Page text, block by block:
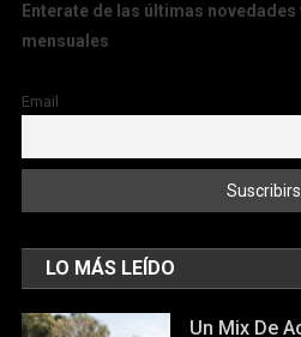
Enterate de las últimas
mensuales
Email
LO MÁS LEÍDO
Un Mix De